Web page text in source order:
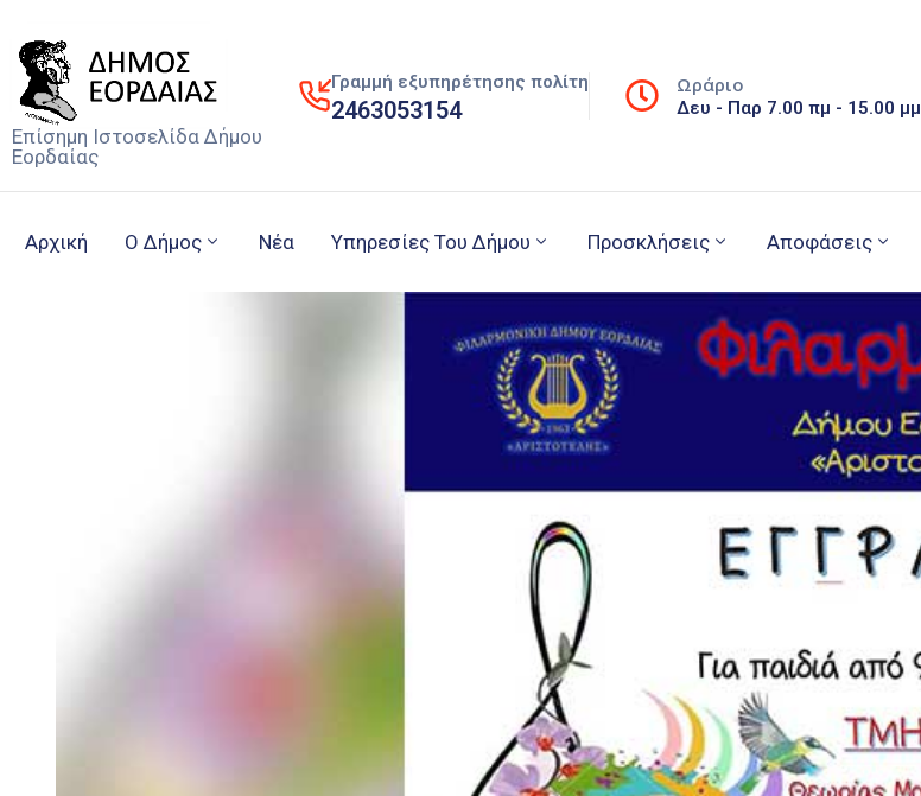
Επίσημη Ιστοσελίδα Δήμου
Εορδαίας
Γραμμή εξυπηρέτησης πολίτη
2463053154
Ωράριο
Δευ - Παρ 7.00 πμ - 15.00 μμ
Αρχική Ο Δήμος Νέα Υπηρεσίες Του Δήμου Προσκλήσεις Αποφάσεις